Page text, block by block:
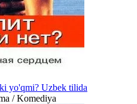
yo'qmi? Uzbek tilida
/ Komediya